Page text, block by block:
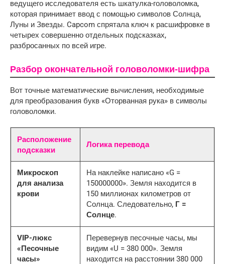
ведущего исследователя есть шкатулка-головоломка,
которая принимает ввод с помощью символов Солнца,
Луны и Звезды. Capcom спрятала ключ к расшифровке в
четырех совершенно отдельных подсказках,
разбросанных по всей игре.
Разбор окончательной головоломки-шифра
Вот точные математические вычисления, необходимые
для преобразования букв «Оторванная рука» в символы
головоломки.
Расположение
подсказки
Логика перевода
Микроскоп
для анализа
крови
На наклейке написано «G =
150000000». Земля находится в
150 миллионах километров от
Солнца. Следовательно, Г =
Солнце.
VIP-люкс
«Песочные
часы»
Перевернув песочные часы, мы
видим «U = 380 000». Земля
находится на расстоянии 380 000